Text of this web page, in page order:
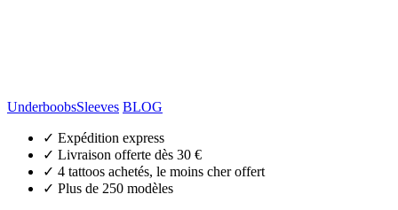
UnderboobsSleeves BLOG
✓ Expédition express
✓ Livraison offerte dès 30 €
✓ 4 tattoos achetés, le moins cher offert
✓ Plus de 250 modèles